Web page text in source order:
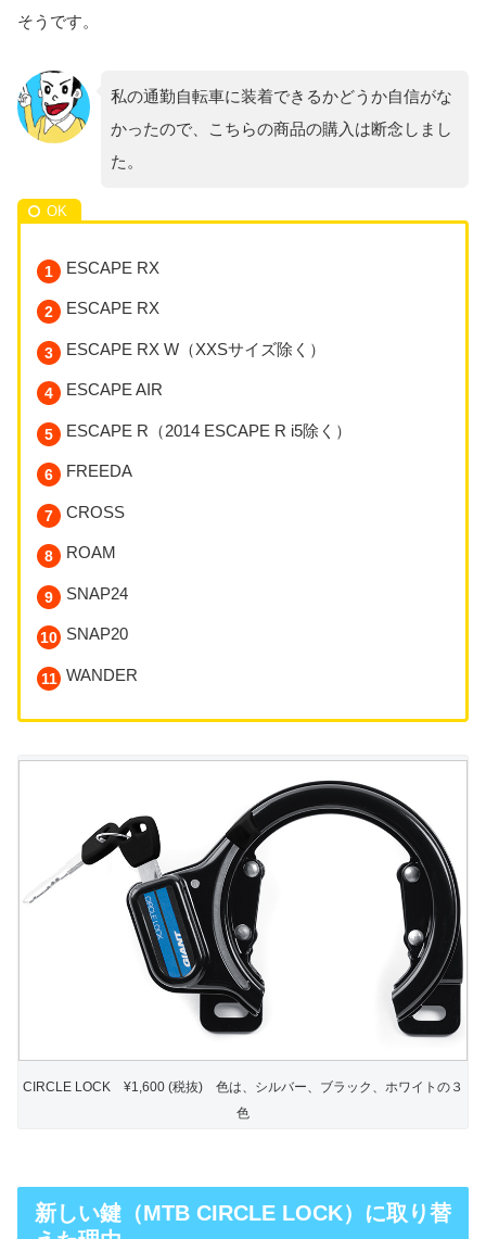
そうです。
私の通勤自転車に装着できるかどうか自信がな
かったので、こちらの商品の購入は断念しまし
た。
ESCAPE RX
ESCAPE RX
ESCAPE RX W（XXSサイズ除く）
ESCAPE AIR
ESCAPE R（2014 ESCAPE R i5除く）
FREEDA
CROSS
ROAM
SNAP24
SNAP20
WANDER
CIRCLE LOCK ¥1,600 (税抜) 色は、シルバー、ブラック、ホワイトの３
色
新しい鍵（MTB CIRCLE LOCK）に取り替